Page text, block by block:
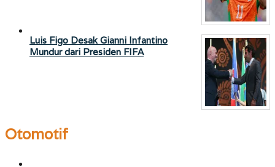
Luis Figo Desak Gianni Infantino
Mundur dari Presiden FIFA
Otomotif